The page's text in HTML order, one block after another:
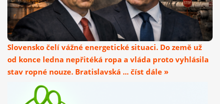
Slovensko čelí vážné energetické situaci. Do země už
od konce ledna nepřitéká ropa a vláda proto vyhlásila
stav ropné nouze. Bratislavská ... číst dále »